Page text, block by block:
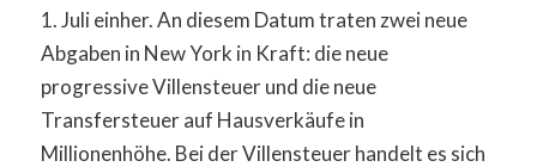
1. Juli einher. An diesem Datum traten zwei neue
Abgaben in New York in Kraft: die neue
progressive Villensteuer und die neue
Transfersteuer auf Hausverkäufe in
Millionenhöhe. Bei der Villensteuer handelt es sich